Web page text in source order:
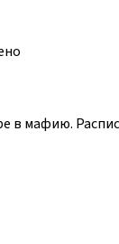
в мафию.